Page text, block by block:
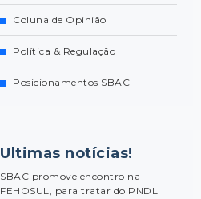
Coluna de Opinião
Política & Regulação
Posicionamentos SBAC
Ultimas notícias!
SBAC promove encontro na
FEHOSUL, para tratar do PNDL